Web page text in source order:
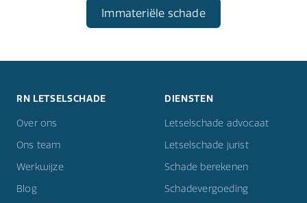
Immateriële schade
RN LETSELSCHADE
Over ons
Ons team
Werkwijze
Blog
DIENSTEN
Letselschade advocaat
Letselschade jurist
Schade berekenen
Schadevergoeding